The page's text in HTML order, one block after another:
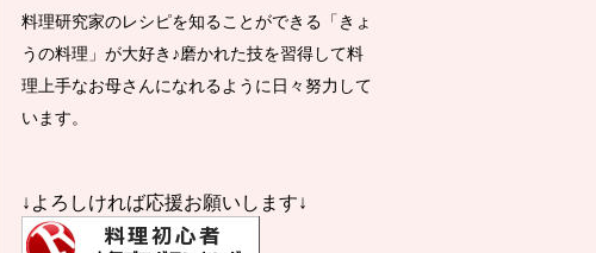
料理研究家のレシピを知ることができる「きょ
うの料理」が大好き♪磨かれた技を習得して料
理上手なお母さんになれるように日々努力して
います。
↓よろしければ応援お願いします↓